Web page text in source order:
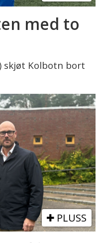
med to
skjøt Kolbotn bort
PLUSS